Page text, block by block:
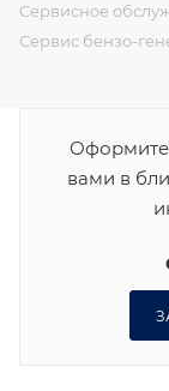
Сервисное
Сервис бензо-
Оформите
вами в